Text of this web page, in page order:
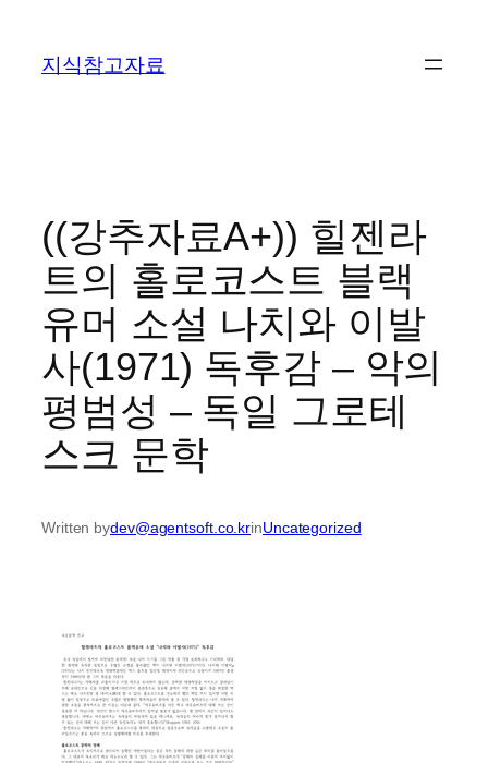
지식참고자료
((강추자료A+)) 힐젠라
트의 홀로코스트 블랙
유머 소설 나치와 이발
사(1971) 독후감 – 악의
평범성 – 독일 그로테
스크 문학
Written bydev@agentsoft.co.krinUncategorized